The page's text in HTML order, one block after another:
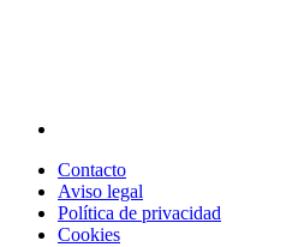
Contacto
Aviso legal
Política de privacidad
Cookies